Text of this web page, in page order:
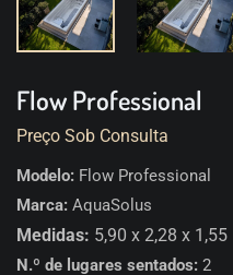
Flow Professional
Preço Sob Consulta
Modelo: Flow Professional
Marca: AquaSolus
Medidas: 5,90 x 2,28 x 1,55
N.º de lugares sentados: 2